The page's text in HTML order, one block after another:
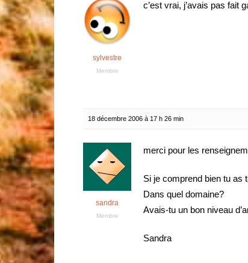
sylvestre
Membre
c’est vrai, j’avais pas fait
18 décembre 2006 à 17 h 26 min
sandra
Membre
merci pour les
Si je comprend bien tu as
Dans quel domaine?
Avais-tu un bon niveau
Sandra